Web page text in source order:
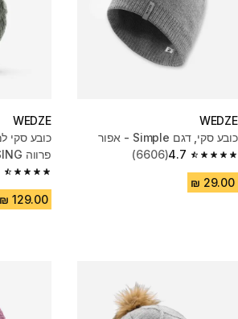
WEDZE
כובע סקי, דגם Simple - אפור
4.7
4.7 out of 5 stars from 6606 reviews
(6606)
WEDZE
פרווה CRUISING - אפור
4.8 out of 5 stars from 804 reviews